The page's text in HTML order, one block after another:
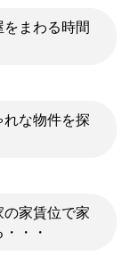
まわる時間
な物件を探
家賃位で家
・・